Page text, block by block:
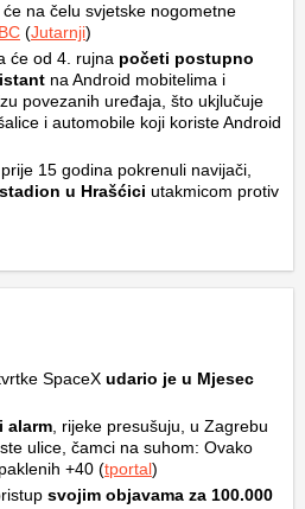
na čelu svjetske nogometne
(Jutarnji)
će od 4. rujna početi postupno
na Android mobitelima i
povezanih uređaja, što ukjlučuje
i automobile koji koriste Android
prije 15 godina pokrenuli navijači,
u Hrašćici utakmicom protiv
SpaceX udario je u Mjesec
alarm , rijeke presušuju, u Zagrebu
ulice, čamci na suhom: Ovako
+40 (tportal)
svojim objavama za 100.000